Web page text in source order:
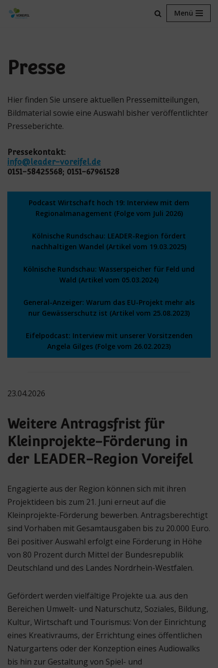
Menü
Presse
Hier finden Sie unsere aktuellen Pressemitteilungen,
Bildmaterial sowie eine Auswahl bisher veröffentlichter
Presseberichte.
Pressekontakt:
info@leader-voreifel.de
0151-58425568; 0151-67961528
Podcast Wirtschaft hoch 19: Interview mit dem
Regionalmanagement (Folge vom Juli 2026)
Kölnische Rundschau: LEADER-Region fördert
nachhaltigen Wandel (Artikel vom 19.03.2025)
Kölnische Rundschau: Wasserspeicher für Feld und
Wald (Artikel vom 05.03.2024)
General-Anzeiger: Warum das EU-Projekt mehr als
nur Gewässerschutz ist (Artikel vom 25.08.2023)
Eifelpodcast: Interview mit unserer Vorsitzenden
Angela Gilges (Folge vom 26.02.2023)
23.04.2026
Weitere Antragsfrist für
Kleinprojekte-Förderung in
der LEADER-Region Voreifel
Engagierte aus der Region können sich mit ihren
Projektideen bis zum 21. Juni erneut auf die
Kleinprojekte-Förderung bewerben. Antragsberechtigt
sind Vorhaben mit Gesamtausgaben bis zu 20.000 Euro.
Bei positiver Auswahl erfolgt eine Förderung in Höhe
von 80 Prozent durch Mittel der Bundesrepublik
Deutschland und des Landes Nordrhein-Westfalen.
Gefördert werden vielfältige Projekte u.a. aus den
Bereichen Umwelt- und Naturschutz, Soziales, Bildung,
Kultur, Wirtschaft und Tourismus: Von der Einrichtung
eines Kreativraums, der Errichtung eines öffentlichen
Naturgartens oder der Konzeption eines Audiowalks
bis hin zur Gestaltung von Spiel- und